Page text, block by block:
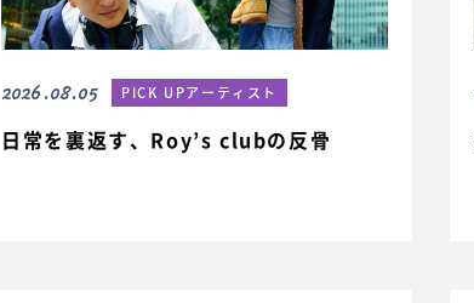
2026.08.05 PICK UPアーティスト
日常を裏返す、Roy’s clubの反骨